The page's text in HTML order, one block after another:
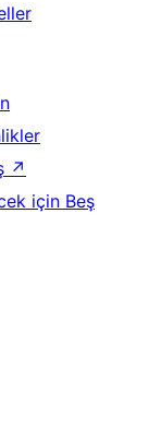
↗
için Beş